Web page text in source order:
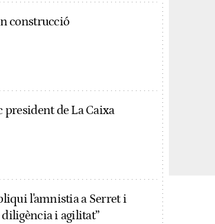
construcció
president de La Caixa
l'amnistia a Serret i
diligència i agilitat”